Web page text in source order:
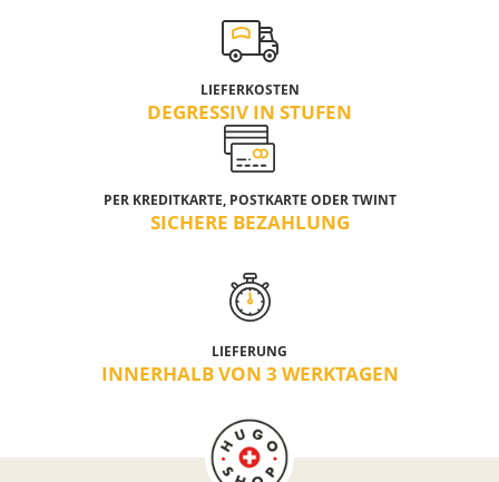
LIEFERKOSTEN
DEGRESSIV IN STUFEN
PER KREDITKARTE, POSTKARTE ODER TWINT
SICHERE BEZAHLUNG
LIEFERUNG
INNERHALB VON 3 WERKTAGEN